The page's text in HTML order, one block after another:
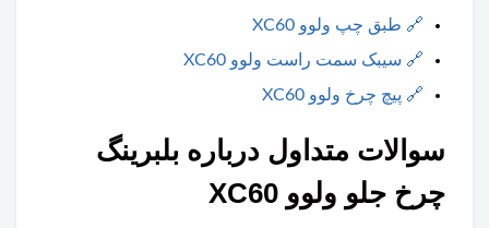
🔗 طبق چپ ولوو XC60
🔗 سیبک سمت راست ولوو XC60
🔗 پیچ چرخ ولوو XC60
سوالات متداول درباره بلبرینگ
چرخ جلو ولوو XC60